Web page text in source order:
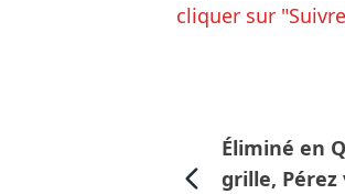
cliquer sur
Éliminé en
grille, Pérez